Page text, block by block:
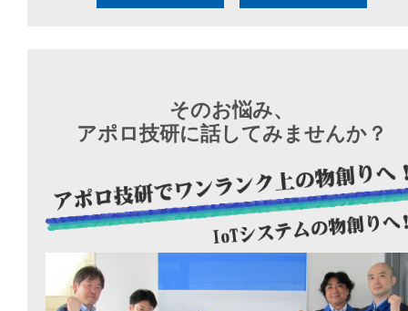
そのお悩み、
アポロ技研に話してみませんか？